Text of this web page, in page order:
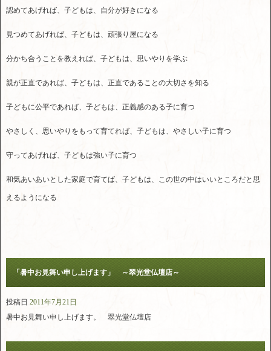
認めてあげれば、子どもは、自分が好きになる
見つめてあげれば、子どもは、頑張り屋になる
分かち合うことを教えれば、子どもは、思いやりを学ぶ
親が正直であれば、子どもは、正直であることの大切さを知る
子どもに公平であれば、子どもは、正義感のある子に育つ
やさしく、思いやりをもって育てれば、子どもは、やさしい子に育つ
守ってあげれば、子どもは強い子に育つ
和気あいあいとした家庭で育てば、子どもは、この世の中はいいところだと思
えるようになる
「暑中お見舞い申し上げます」 ～翠光堂仏壇店～
投稿日 2011年7月21日
暑中お見舞い申し上げます。 翠光堂仏壇店